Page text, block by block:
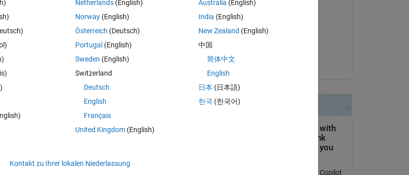
:
to the driving scenario model ?
path according to road lane (road lane would be
Hakan Basargan
am 9 Mai 2019
am 6 Jun. 2019
Netherlands(English)
Norway(English)
Österreich (Deutsch)
Portugal (English)
Sweden (English)
Switzerland
Deutsch
English
Français
United Kingdom(English)
Australia (English)
India (English)
New Zealand (English)
中国
简体中文
English
日本 (日本語)
한국 (한국어)
Kontakt zu Ihrer lokalen Niederlassung